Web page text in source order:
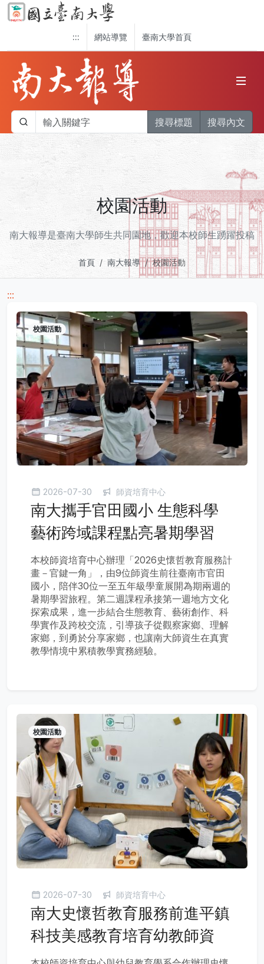
::: 網站導覽 臺南大學首頁
搜尋標題 搜尋內文
校園活動
南大報導是臺南大學師生共同園地，歡迎本校師生踴躍投稿
首頁 南大報導 校園活動
:::
校園活動
2026-07-30 師資培育中心
南大攜手官田國小 生態科學
藝術跨域課程點亮暑期學習
本校師資培育中心辦理「2026史懷哲教育服務計
畫－官鍵一角」，由9位師資生前往臺南市官田
國小，陪伴30位一至五年級學童展開為期兩週的
暑期學習旅程。第二週課程承接第一週地方文化
探索成果，進一步結合生態教育、藝術創作、科
學實作及跨校交流，引導孩子從觀察家鄉、理解
家鄉，到勇於分享家鄉，也讓南大師資生在真實
教學情境中累積教學實務經驗。
校園活動
2026-07-30 師資培育中心
南大史懷哲教育服務前進平鎮
科技美感教育培育幼教師資